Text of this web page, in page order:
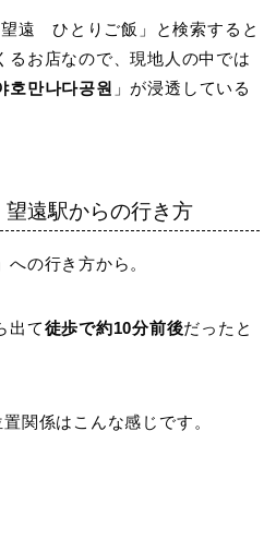
遠 ひとりご飯」と検索すると
るお店なので、現地人の中では
호만나다공원 」が浸透している
望遠駅からの行き方
への行き方から。
出て徒歩で約10分前後だったと
関係はこんな感じです。